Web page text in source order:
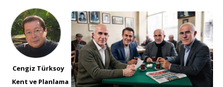
Cengiz Türksoy
Kent ve Planlama